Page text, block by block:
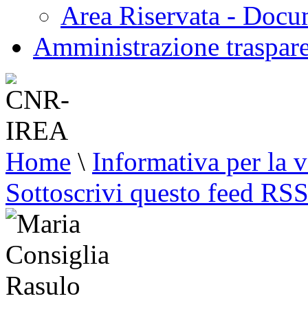
Area Riservata -
Amministrazione
Home \ Informativa per la
Sottoscrivi questo feed RSS